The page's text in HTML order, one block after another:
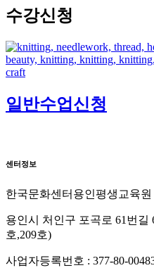
수강신청
일반수업신청
센터정보
한국문화센터용인평생교육원
용인시 처인구 포곡로 61번길
호,209호)
사업자등록번호 : 377-80-